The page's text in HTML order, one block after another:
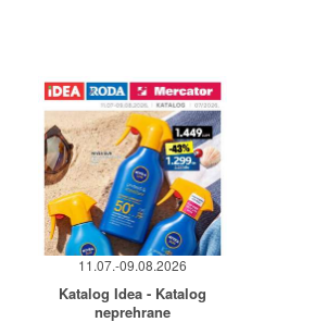
11.07.-09.08.2026
Katalog Idea - Katalog
neprehrane